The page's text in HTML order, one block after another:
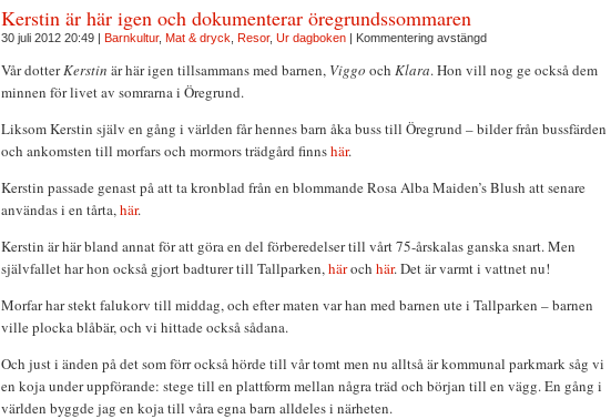
Kerstin är här igen och dokumenterar öregrundssommaren
30 juli 2012 20:49 | Barnkultur, Mat & dryck Resor, Ur dagboken| Kommentering avstängd
Vår dotterKerstin är här igen tillsammans med barnen, Viggo och Klara. Hon vill nog ge också dem
minnen för livet av somrarna i Öregrund.
Liksom Kerstin själv en gång i världen får hennes barn åka buss till Öregrund – bilder från bussfärden
och ankomsten till morfars och mormors trädgård finnshär.
Kerstin passade genast på att ta kronblad från en blommande Rosa Alba Maiden’s Blush att senare
användas i en tårta,här.
Kerstin är här bland annat för att göra en del förberedelser till vårt 75-årskalas ganska snart. Men
självfallet har hon också gjort badturer till Tallparken,häroch här. Det är varmt i vattnet nu!
Morfar har stekt falukorv till middag, och efter maten var han med barnen ute i Tallparken – barnen
ville plocka blåbär, och vi hittade också sådana.
Och just i änden på det som förr också hörde till vår tomt men nu alltså är kommunal parkmark såg vi
en koja under uppförande: stege till en plattform mellan några träd och början till en vägg. En gång i
världen byggde jag en koja till våra egna barn alldeles i närheten.